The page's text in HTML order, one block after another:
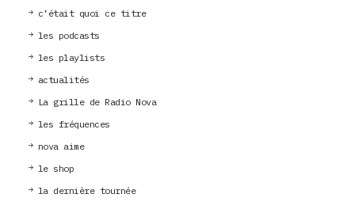
c’était quoi ce titre
les podcasts
les playlists
actualités
La grille de Radio Nova
les fréquences
nova aime
le shop
la dernière tournée